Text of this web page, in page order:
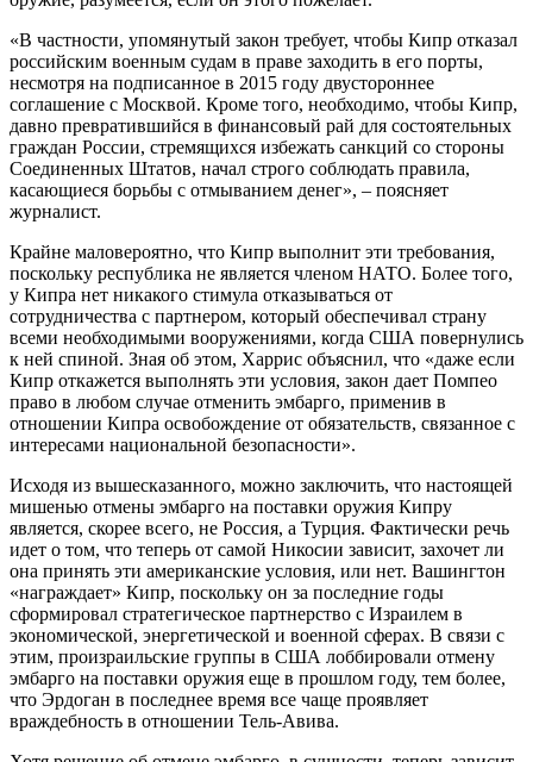
«В частности, упомянутый закон требует, чтобы Кипр отказал
российским военным судам в праве заходить в его порты,
несмотря на подписанное в 2015 году двустороннее
соглашение с Москвой. Кроме того, необходимо, чтобы Кипр,
давно превратившийся в финансовый рай для состоятельных
граждан России, стремящихся избежать санкций со стороны
Соединенных Штатов, начал строго соблюдать правила,
касающиеся борьбы с отмыванием денег», – поясняет
журналист.
Крайне маловероятно, что Кипр выполнит эти требования,
поскольку республика не является членом НАТО. Более того,
у Кипра нет никакого стимула отказываться от
сотрудничества с партнером, который обеспечивал страну
всеми необходимыми вооружениями, когда США повернулись
к ней спиной. Зная об этом, Харрис объяснил, что «даже если
Кипр откажется выполнять эти условия, закон дает Помпео
право в любом случае отменить эмбарго, применив в
отношении Кипра освобождение от обязательств, связанное с
интересами национальной безопасности».
Исходя из вышесказанного, можно заключить, что настоящей
мишенью отмены эмбарго на поставки оружия Кипру
является, скорее всего, не Россия, а Турция. Фактически речь
идет о том, что теперь от самой Никосии зависит, захочет ли
она принять эти американские условия, или нет. Вашингтон
«награждает» Кипр, поскольку он за последние годы
сформировал стратегическое партнерство с Израилем в
экономической, энергетической и военной сферах. В связи с
этим, произраильские группы в США лоббировали отмену
эмбарго на поставки оружия еще в прошлом году, тем более,
что Эрдоган в последнее время все чаще проявляет
враждебность в отношении Тель-Авива.